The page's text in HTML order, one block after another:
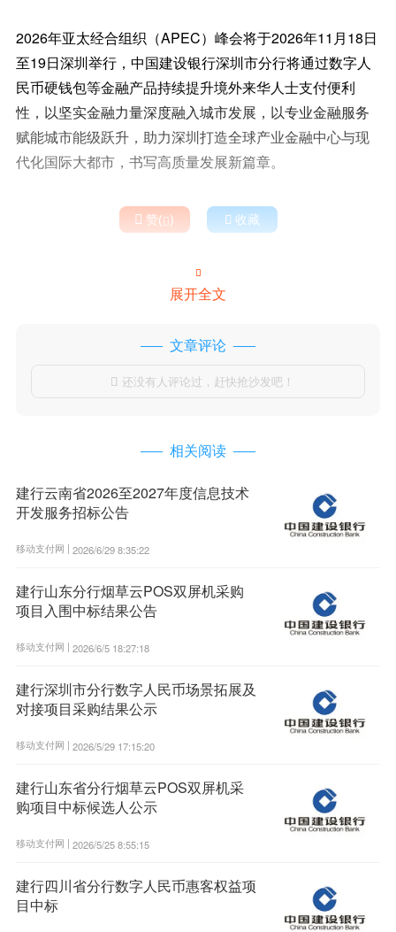
2026年亚太经合组织（APEC）峰会将于2026年11月18日
至19日深圳举行，中国建设银行深圳市分行将通过数字人
民币硬钱包等金融产品持续提升境外来华人士支付便利
性，以坚实金融力量深度融入城市发展，以专业金融服务
赋能城市能级跃升，助力深圳打造全球产业金融中心与现
代化国际大都市，书写高质量发展新篇章。
 赞()  收藏

展开全文
文章评论
 还没有人评论过，赶快抢沙发吧！
相关阅读
建行云南省2026至2027年度信息技术
开发服务招标公告
移动支付网 | 2026/6/29 8:35:22
建行山东分行烟草云POS双屏机采购
项目入围中标结果公告
移动支付网 | 2026/6/5 18:27:18
建行深圳市分行数字人民币场景拓展及
对接项目采购结果公示
移动支付网 | 2026/5/29 17:15:20
建行山东省分行烟草云POS双屏机采
购项目中标候选人公示
移动支付网 | 2026/5/25 8:55:15
建行四川省分行数字人民币惠客权益项
目中标